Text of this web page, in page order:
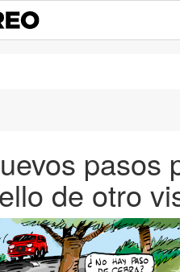
pasos
de otro